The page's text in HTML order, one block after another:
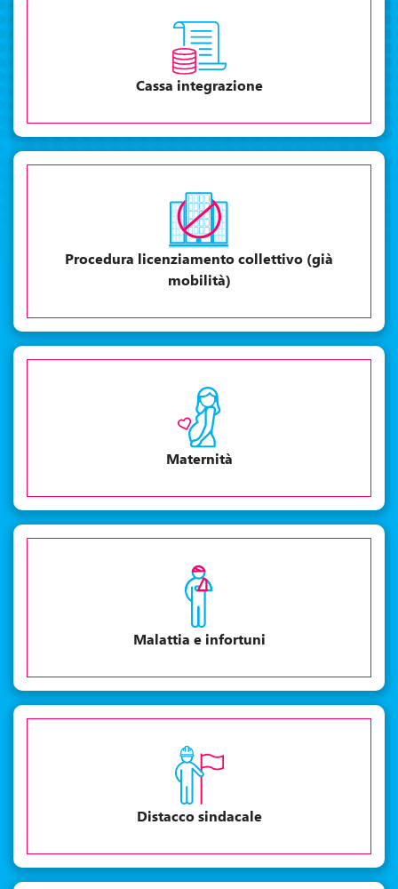
Cassa integrazione
Procedura licenziamento collettivo (già
mobilità)
Maternità
Malattia e infortuni
Distacco sindacale